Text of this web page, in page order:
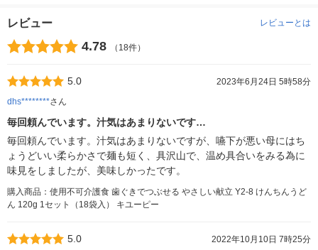
レビュー レビューとは
4.78 （18件）
5.0
2023年6月24日 5時58分
dhs********さん
毎回頼んでいます。汁気はあまりないです…
毎回頼んでいます。汁気はあまりないですが、嚥下が悪い母にはち
ょうどいい柔らかさで麺も短く、具沢山で、温め具合いをみる為に
味見をしましたが、美味しかったです。
購入商品：使用不可介護食 歯ぐきでつぶせる やさしい献立 Y2-8 けんちんうど
ん 120g 1セット（18袋入） キユーピー
5.0
2022年10月10日 7時25分